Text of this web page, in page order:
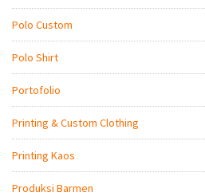
Polo Custom
Polo Shirt
Portofolio
Printing & Custom Clothing
Printing Kaos
Produksi Barmen